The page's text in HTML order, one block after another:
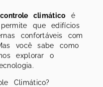
climático é
que edifícios
confortáveis com
você sabe como
explorar o
Climático?